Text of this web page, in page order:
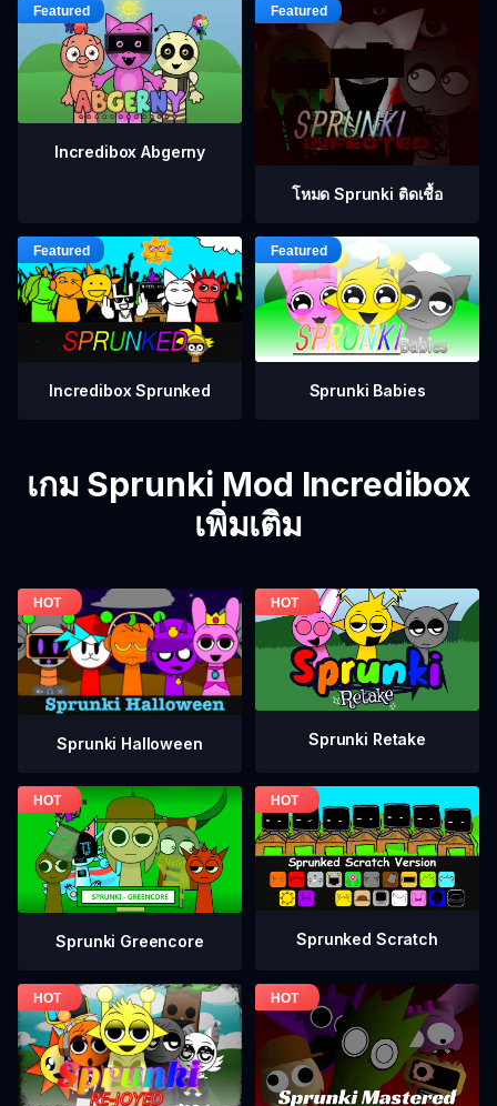
Incredibox Abgerny
โหมด Sprunki ติดเชื้อ
Incredibox Sprunked Sprunki Babies
เกม Sprunki Mod Incredibox
เพิ่มเติม
Sprunki Halloween Sprunki Retake
Sprunki Greencore Sprunked Scratch